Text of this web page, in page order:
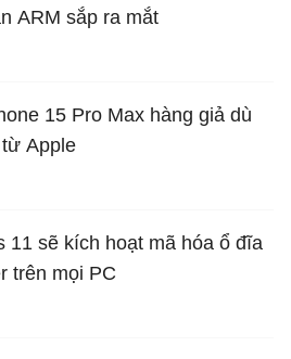
ARM sắp ra mắt
15 Pro Max hàng giả dù
Apple
11 sẽ kích hoạt mã hóa ổ đĩa
trên mọi PC